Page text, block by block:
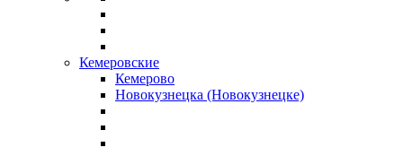
Кемеровские
Кемерово
Новокузнецка (Новокузнецке)